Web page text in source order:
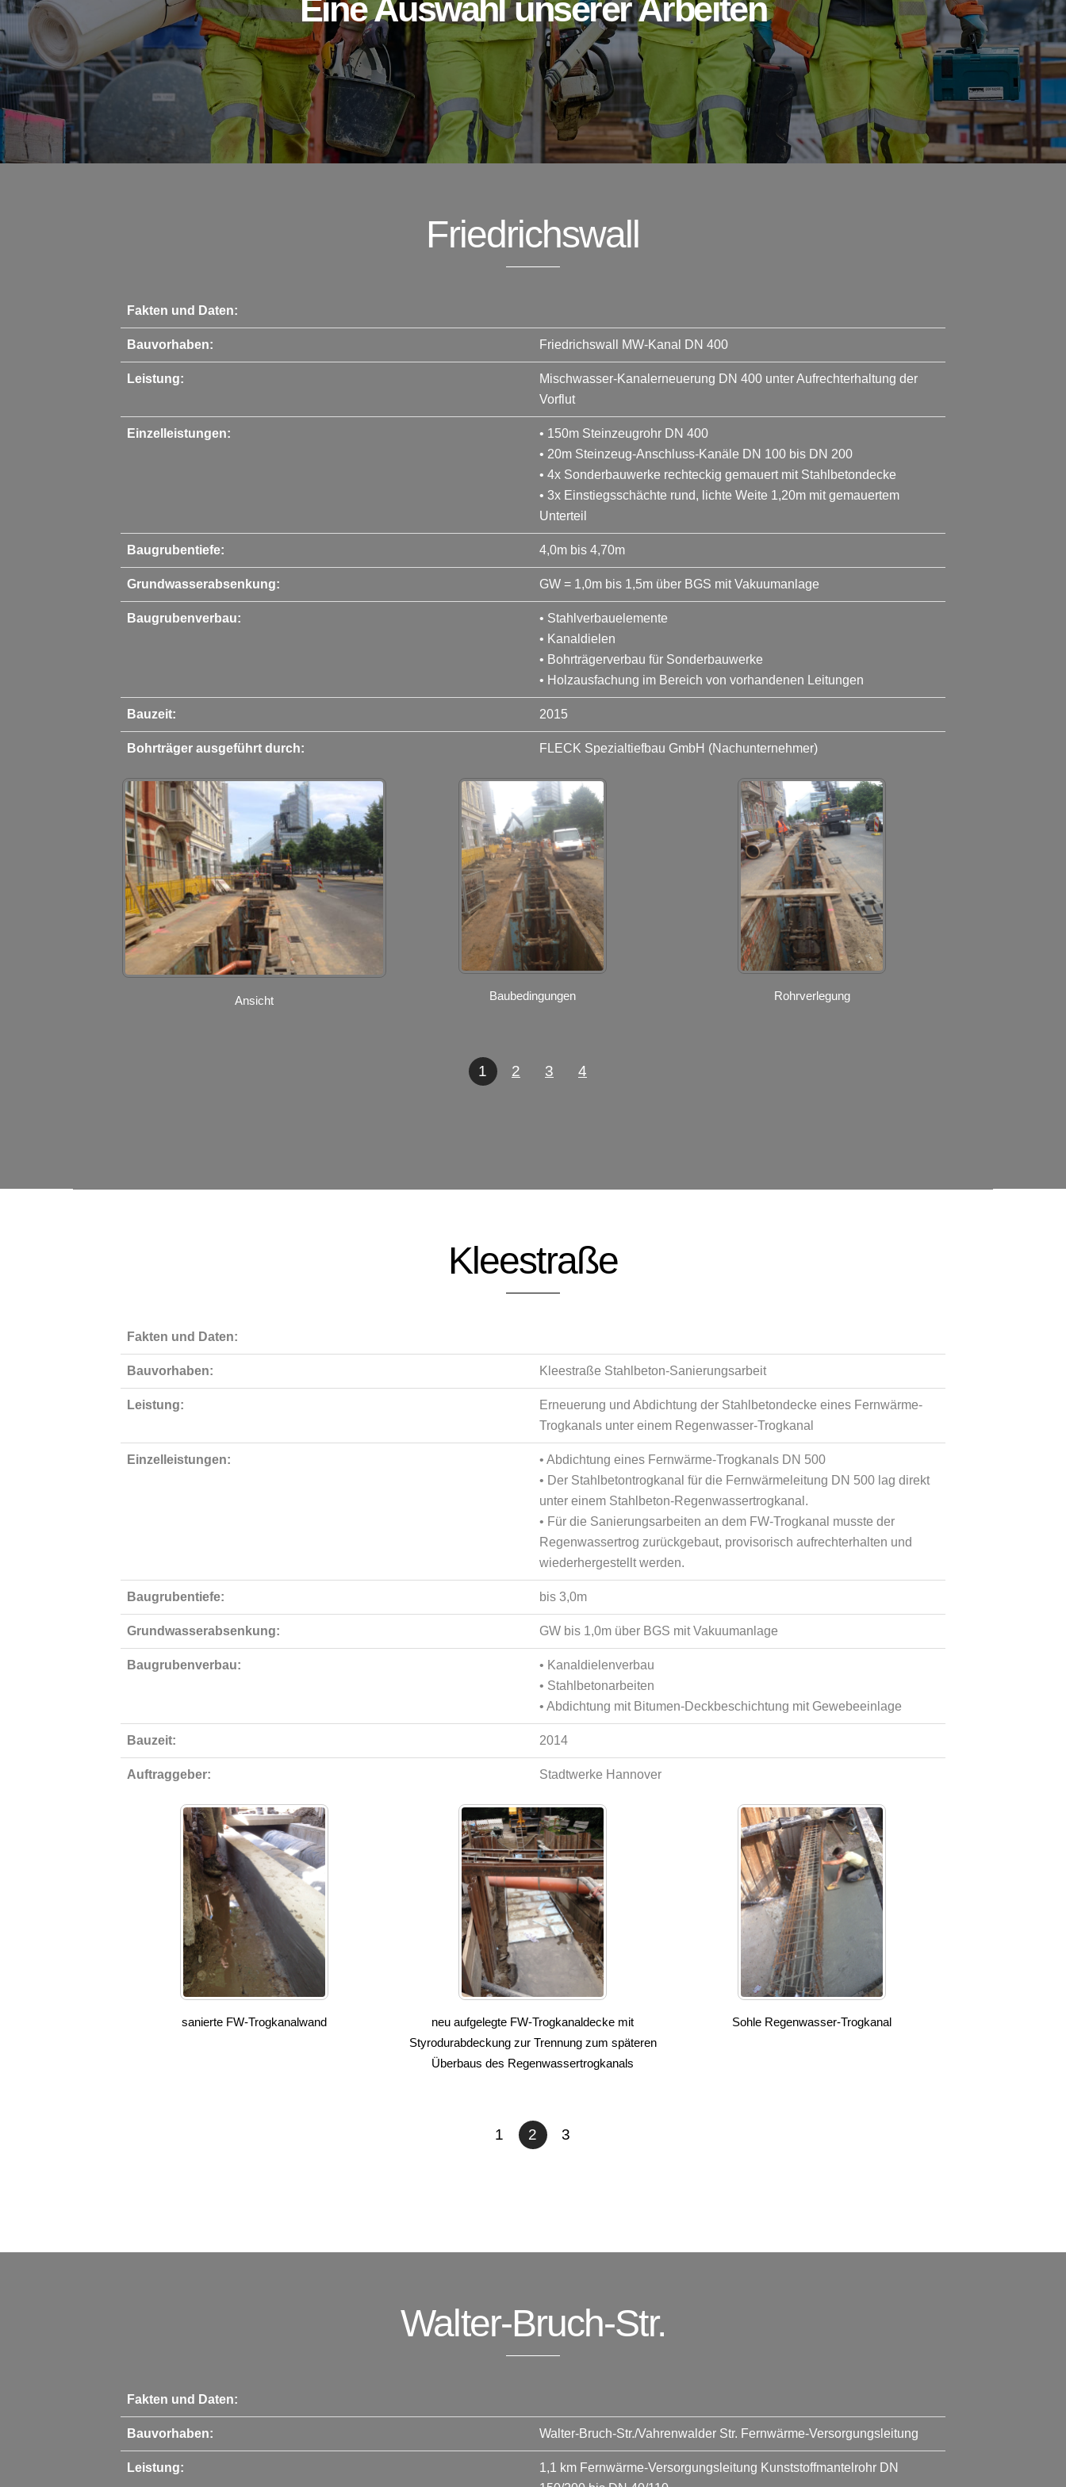
Eine Auswahl unserer Arbeiten
Friedrichswall
Fakten und Daten:
Bauvorhaben: Friedrichswall MW-Kanal DN 400
Leistung:
Mischwasser-Kanalerneuerung DN 400 unter Aufrechterhaltung der
Vorflut
Einzelleistungen:
• 150m Steinzeugrohr DN 400
• 20m Steinzeug-Anschluss-Kanäle DN 100 bis DN 200
• 4x Sonderbauwerke rechteckig gemauert mit Stahlbetondecke
• 3x Einstiegsschächte rund, lichte Weite 1,20m mit gemauertem
Unterteil
Baugrubentiefe: 4,0m bis 4,70m
Grundwasserabsenkung: GW = 1,0m bis 1,5m über BGS mit Vakuumanlage
Baugrubenverbau:
• Stahlverbauelemente
• Kanaldielen
• Bohrträgerverbau für Sonderbauwerke
• Holzausfachung im Bereich von vorhandenen Leitungen
Bauzeit: 2015
Bohrträger ausgeführt durch: FLECK Spezialtiefbau GmbH (Nachunternehmer)
Ansicht Baubedingungen Rohrverlegung
1 2 3 4
Kleestraße
Fakten und Daten:
Bauvorhaben: Kleestraße Stahlbeton-Sanierungsarbeit
Leistung:
Erneuerung und Abdichtung der Stahlbetondecke eines Fernwärme-
Trogkanals unter einem Regenwasser-Trogkanal
Einzelleistungen:
• Abdichtung eines Fernwärme-Trogkanals DN 500
• Der Stahlbetontrogkanal für die Fernwärmeleitung DN 500 lag direkt
unter einem Stahlbeton-Regenwassertrogkanal.
• Für die Sanierungsarbeiten an dem FW-Trogkanal musste der
Regenwassertrog zurückgebaut, provisorisch aufrechterhalten und
wiederhergestellt werden.
Baugrubentiefe: bis 3,0m
Grundwasserabsenkung: GW bis 1,0m über BGS mit Vakuumanlage
Baugrubenverbau:
• Kanaldielenverbau
• Stahlbetonarbeiten
• Abdichtung mit Bitumen-Deckbeschichtung mit Gewebeeinlage
Bauzeit: 2014
Auftraggeber: Stadtwerke Hannover
sanierte FW-Trogkanalwand
neu aufgelegte FW-Trogkanaldecke mit
Styrodurabdeckung zur Trennung zum späteren
Überbaus des Regenwassertrogkanals
Sohle Regenwasser-Trogkanal
1 2 3
Walter-Bruch-Str.
Fakten und Daten:
Bauvorhaben: Walter-Bruch-Str./Vahrenwalder Str. Fernwärme-Versorgungsleitung
Leistung:
1,1 km Fernwärme-Versorgungsleitung Kunststoffmantelrohr DN